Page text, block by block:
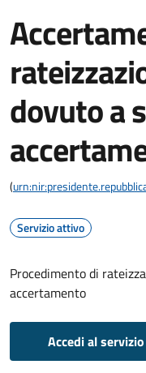
dovuto a
(
Servizio attivo
Procedimento di
accertamento
Accedi al servizio